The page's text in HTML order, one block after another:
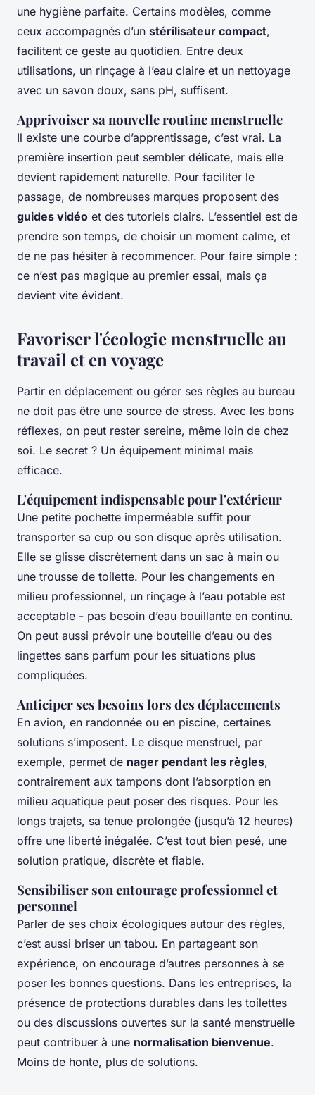
une hygiène parfaite. Certains modèles, comme
ceux accompagnés d’un stérilisateur compact,
facilitent ce geste au quotidien. Entre deux
utilisations, un rinçage à l’eau claire et un nettoyage
avec un savon doux, sans pH, suffisent.
Apprivoiser sa nouvelle routine menstruelle
Il existe une courbe d’apprentissage, c’est vrai. La
première insertion peut sembler délicate, mais elle
devient rapidement naturelle. Pour faciliter le
passage, de nombreuses marques proposent des
guides vidéo et des tutoriels clairs. L’essentiel est de
prendre son temps, de choisir un moment calme, et
de ne pas hésiter à recommencer. Pour faire simple :
ce n’est pas magique au premier essai, mais ça
devient vite évident.
Favoriser l'écologie menstruelle au
travail et en voyage
Partir en déplacement ou gérer ses règles au bureau
ne doit pas être une source de stress. Avec les bons
réflexes, on peut rester sereine, même loin de chez
soi. Le secret ? Un équipement minimal mais
efficace.
L'équipement indispensable pour l'extérieur
Une petite pochette imperméable suffit pour
transporter sa cup ou son disque après utilisation.
Elle se glisse discrètement dans un sac à main ou
une trousse de toilette. Pour les changements en
milieu professionnel, un rinçage à l’eau potable est
acceptable - pas besoin d’eau bouillante en continu.
On peut aussi prévoir une bouteille d’eau ou des
lingettes sans parfum pour les situations plus
compliquées.
Anticiper ses besoins lors des déplacements
En avion, en randonnée ou en piscine, certaines
solutions s’imposent. Le disque menstruel, par
exemple, permet de nager pendant les règles,
contrairement aux tampons dont l’absorption en
milieu aquatique peut poser des risques. Pour les
longs trajets, sa tenue prolongée (jusqu’à 12 heures)
offre une liberté inégalée. C’est tout bien pesé, une
solution pratique, discrète et fiable.
Sensibiliser son entourage professionnel et
personnel
Parler de ses choix écologiques autour des règles,
c’est aussi briser un tabou. En partageant son
expérience, on encourage d’autres personnes à se
poser les bonnes questions. Dans les entreprises, la
présence de protections durables dans les toilettes
ou des discussions ouvertes sur la santé menstruelle
peut contribuer à une normalisation bienvenue.
Moins de honte, plus de solutions.